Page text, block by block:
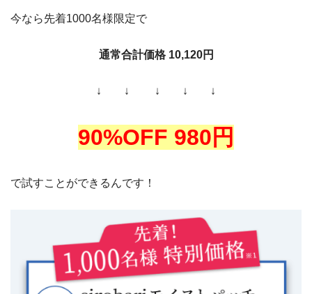
今なら先着1000名様限定で
通常合計価格 10,120円
↓ ↓ ↓ ↓ ↓
90%OFF 980円
で試すことができるんです！